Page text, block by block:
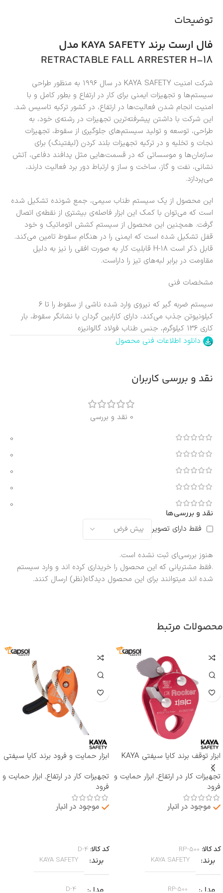
توضیحات
فال ارست برند KAYA SAFETY مدل
RETRACTABLE FALL ARRESTER H-18
شرکت امنیت KAYA SAFETY در سال 1996 به منظور طراحی
سیستم‌ها و تجهیزات ایمنی برای کار در ارتفاع و بطور کامل و با
امنیت انجام شدن فعالیت‌ها در ارتفاع، در کشور ترکیه تاسیس شد.
این شرکت با داشتن پیشرفته‌ترین تجهیزات در رشته‌ی خود، به
طراحی، توسعه و تولید سیستم‌های جلوگیری از سقوط، تجهیزات
نجات و تخلیه و در ترکیه تجهیزات بلند کردن (لیفتینگ) برای
سازمان‌ها و موسساتی که در قسمت‌هایی مثل پدافند دفاعی، آتش
نشانی، نفت و گاز، ساخت و ساز و ارتباط دور برد فعالیت دارند،
می‌پردازد.
این محصول از یک سیستم طناب سیمی، جمع شونده تشکیل شده
است که می‌توان با کمک این ابزار فاصله‌ی بیشتری از نقطه‌ی اتصال
گرفت. همچنین این محصول از سیستم کشش اتوماتیک و خود
قفل تشکیل شده است که ایمنی را در هنگام سقوط تامین می‌کند.
قابل ذکر است H-18 قابلیت کار به صورت افقی را نیز به دلیل
مقاومت در برابر لبه‌های تیز را داراست.
مشخصات فنی
سیستم ضربه گیر که نیروی وارد شده ناشی از سقوط را تا 6
کیلونیوتن جذب می‌کند، دارای کارابین گردان با نشانگر سقوط، بار
کاری 136 کیلوگرم، جنس طناب فولاد گالوانیزه
دانلود اطلاعات فنی محصول
نقد و بررسی کاربران
0 نقد و بررسی
0
0
0
0
0
نقد و بررسی‌ها
فقط دارای تصویر
هنوز بررسی‌ای ثبت نشده است.
.فقط مشتریانی که این محصول را خریداری کرده اند و وارد سیستم
شده اند میتوانند برای این محصول دیدگاه(نظر) ارسال کنند.
محصولات مرتبط
ابزار توقف برند کایا سیفتی KAYA
SAFETY مدل RP-500 ROCKER
تجهیزات کار در ارتفاع, ابزار حمایت و
فرود
موجود در انبار
کد کالا: RP-500
برند KAYA SAFETY
مدل RP-500
ابزار حمایت و فرود برند کایا سیفتی
تجهیزات کار در ارتفاع, ابزار حمایت و
فرود
موجود در انبار
کد کالا: D-4
برند KAYA SAFETY
مدل D-4